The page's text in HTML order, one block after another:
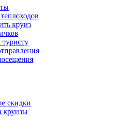
круиз
скидки
круизы